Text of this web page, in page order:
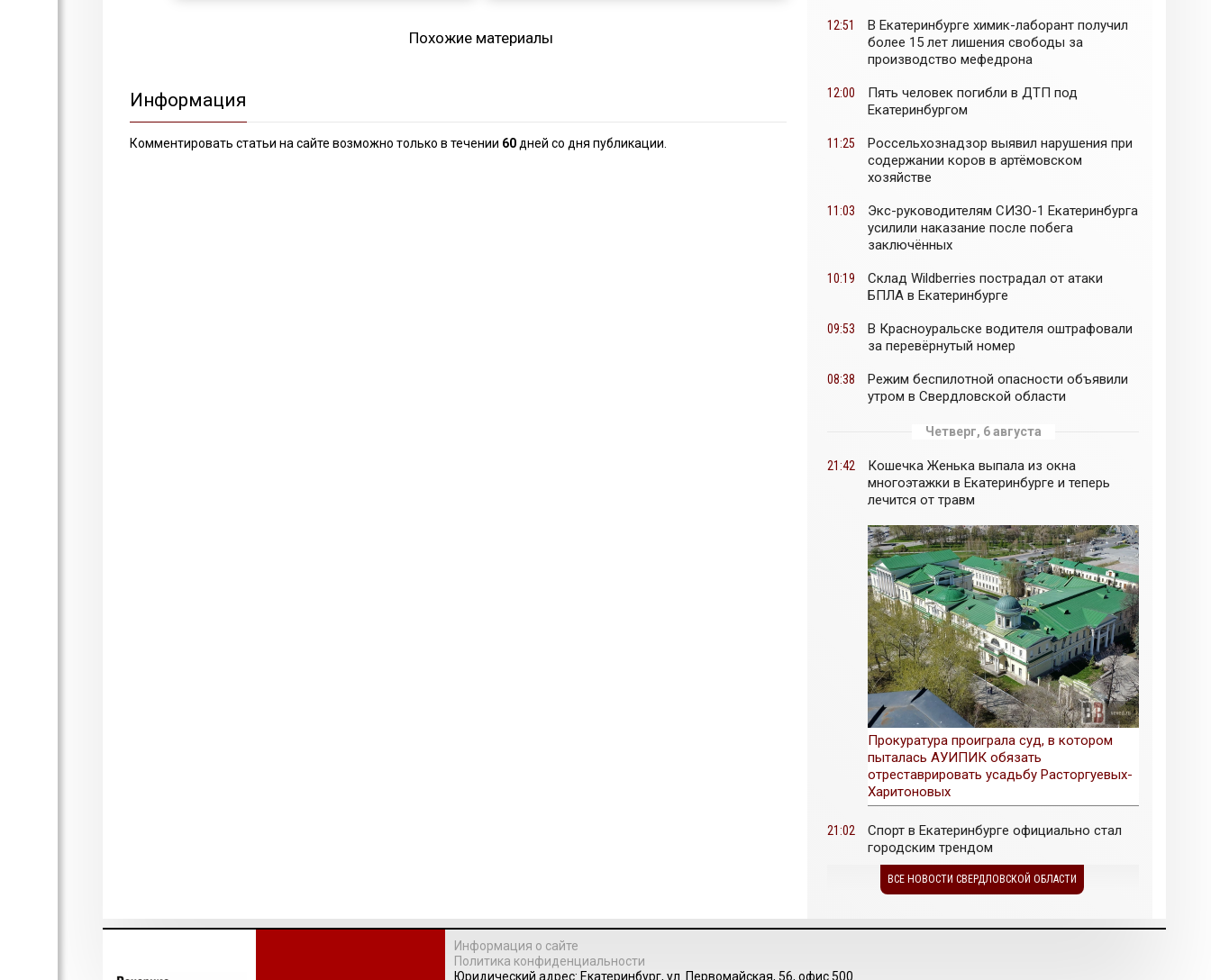
Похожие материалы
Информация
Комментировать статьи на сайте возможно только в течении 60 дней со дня публикации.
12:51
В Екатеринбурге химик-лаборант получил
более 15 лет лишения свободы за
производство мефедрона
12:00
Пять человек погибли в ДТП под
Екатеринбургом
11:25
Россельхознадзор выявил нарушения при
содержании коров в артёмовском
хозяйстве
11:03
Экс-руководителям СИЗО-1 Екатеринбурга
усилили наказание после побега
заключённых
10:19
Склад Wildberries пострадал от атаки
БПЛА в Екатеринбурге
09:53
В Красноуральске водителя оштрафовали
за перевёрнутый номер
08:38
Режим беспилотной опасности объявили
утром в Свердловской области
Четверг, 6 августа
21:42
Кошечка Женька выпала из окна
многоэтажки в Екатеринбурге и теперь
лечится от травм
Прокуратура проиграла суд, в котором
пыталась АУИПИК обязать
отреставрировать усадьбу Расторгуевых-
Харитоновых
21:02
Спорт в Екатеринбурге официально стал
городским трендом
ВСЕ НОВОСТИ СВЕРДЛОВСКОЙ ОБЛАСТИ
Информация о сайте
Политика конфиденциальности
Юридический адрес: Екатеринбург, ул. Первомайская, 56, офис 500.